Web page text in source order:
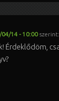
14 - 10:00 szerint:
Érdeklődöm,